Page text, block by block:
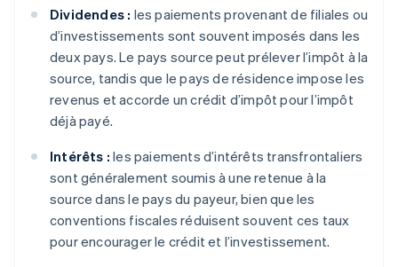
Dividendes : les paiements provenant de filiales ou
d’investissements sont souvent imposés dans les
deux pays. Le pays source peut prélever l’impôt à la
source, tandis que le pays de résidence impose les
revenus et accorde un crédit d’impôt pour l’impôt
déjà payé.
Intérêts : les paiements d’intérêts transfrontaliers
sont généralement soumis à une retenue à la
source dans le pays du payeur, bien que les
conventions fiscales réduisent souvent ces taux
pour encourager le crédit et l’investissement.